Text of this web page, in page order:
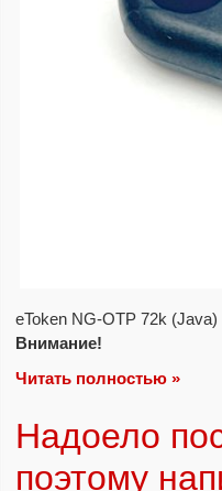
eToken NG-OTP 72k (Java)
Внимание!
Читать полностью »
Надоело
поэтому